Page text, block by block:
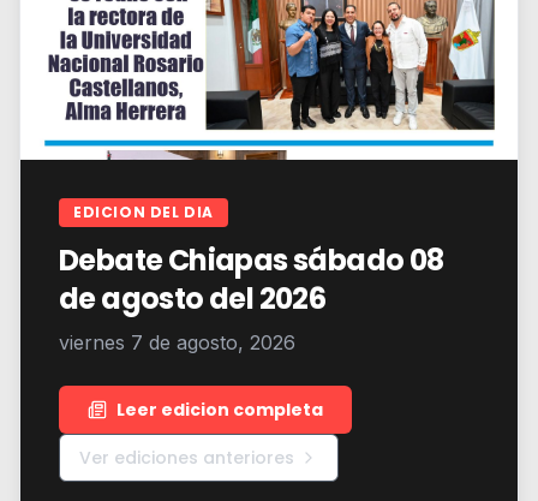
EDICION DEL DIA
Debate Chiapas sábado 08
de agosto del 2026
viernes 7 de agosto, 2026
Leer edicion completa
Ver ediciones anteriores